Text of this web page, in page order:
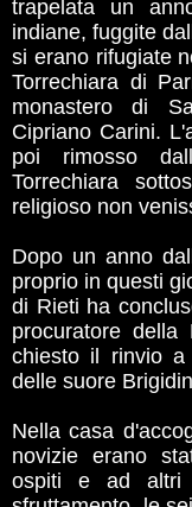
trapelata un
indiane, fuggite
si erano rifugiate
Torrechiara di
monastero di
Cipriano Carini.
poi rimosso
Torrechiara
religioso non
Dopo un anno
proprio in questi
di Rieti ha
procuratore
chiesto il rinvio a
delle suore
Nella casa
novizie erano
ospiti e ad altri